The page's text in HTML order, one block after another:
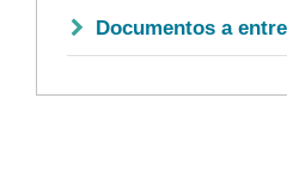
Documentos a